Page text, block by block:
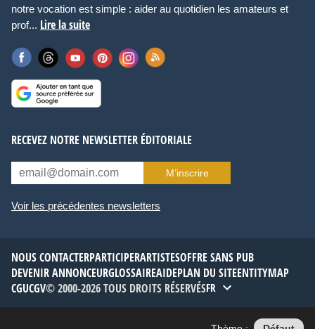
notre vocation est simple : aider au quotidien les amateurs et
prof... Lire la suite
RECEVEZ NOTRE NEWSLETTER ÉDITORIALE
M’inscrire
Voir les précédentes newsletters
NOUS CONTACTERPARTICIPERARTISTESOFFRE SANS PUB
DEVENIR ANNONCEURGLOSSAIREAIDEPLAN DU SITEENTITYMAP
CGUCGV© 2000-2026 TOUS DROITS RÉSERVÉSFR